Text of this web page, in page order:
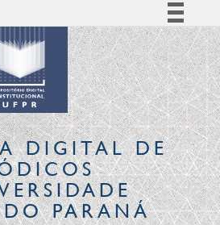
Simplifique!
Comunica BR
Participe
Acesso à informação
Legislação
Canais
DIGITALDE
PARANÁ